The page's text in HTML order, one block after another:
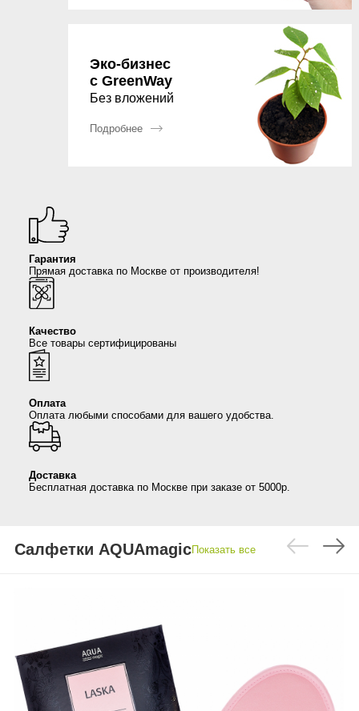
Детская косметика
Эфирные масла
Revitall
Green Fiber
Healthberry
Totty
Anny Rey
Intilia
Green Minds
Эко-бизнес
с GreenWay
Без вложений
Подробнее
Гарантия
Прямая доставка по Москве от производителя!
Качество
Все товары сертифицированы
Оплата
Оплата любыми способами для вашего удобства.
Доставка
Бесплатная доставка по Москве при заказе от 5000р.
Салфетки AQUAmagicПоказать все